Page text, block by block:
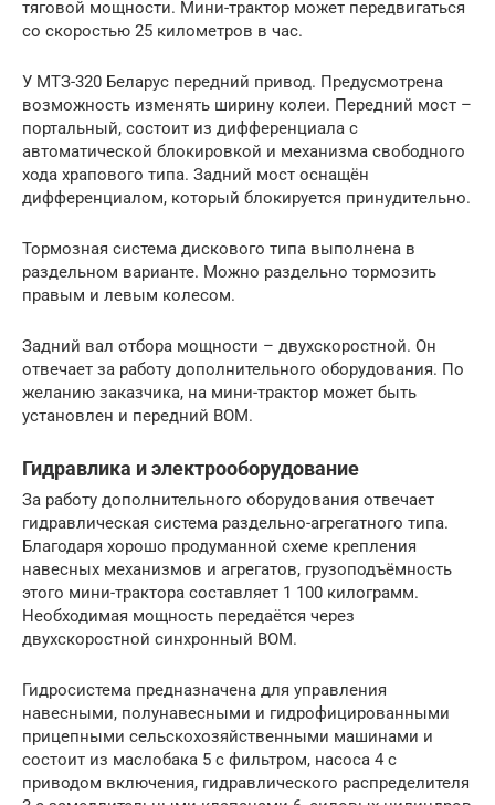
тяговой мощности. Мини-трактор может передвигаться
со скоростью 25 километров в час.
У МТЗ-320 Беларус передний привод. Предусмотрена
возможность изменять ширину колеи. Передний мост –
портальный, состоит из дифференциала с
автоматической блокировкой и механизма свободного
хода храпового типа. Задний мост оснащён
дифференциалом, который блокируется принудительно.
Тормозная система дискового типа выполнена в
раздельном варианте. Можно раздельно тормозить
правым и левым колесом.
Задний вал отбора мощности – двухскоростной. Он
отвечает за работу дополнительного оборудования. По
желанию заказчика, на мини-трактор может быть
установлен и передний ВОМ.
Гидравлика и электрооборудование
За работу дополнительного оборудования отвечает
гидравлическая система раздельно-агрегатного типа.
Благодаря хорошо продуманной схеме крепления
навесных механизмов и агрегатов, грузоподъёмность
этого мини-трактора составляет 1 100 килограмм.
Необходимая мощность передаётся через
двухскоростной синхронный ВОМ.
Гидросистема предназначена для управления
навесными, полунавесными и гидрофицированными
прицепными сельскохозяйственными машинами и
состоит из маслобака 5 с фильтром, насоса 4 с
приводом включения, гидравлического распределителя